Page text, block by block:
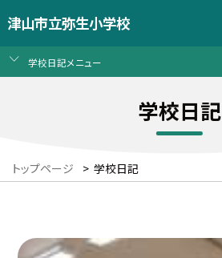
津山市立弥生小学校
学校日記メニュー
学校日記
トップページ > 学校日記